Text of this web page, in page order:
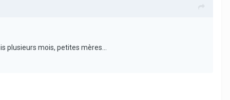
plusieurs mois, petites mères...